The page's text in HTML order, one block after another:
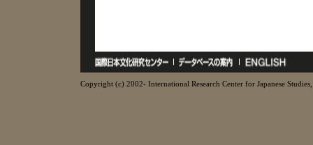
Copyright (c) 2002- International Research Center for Japanese